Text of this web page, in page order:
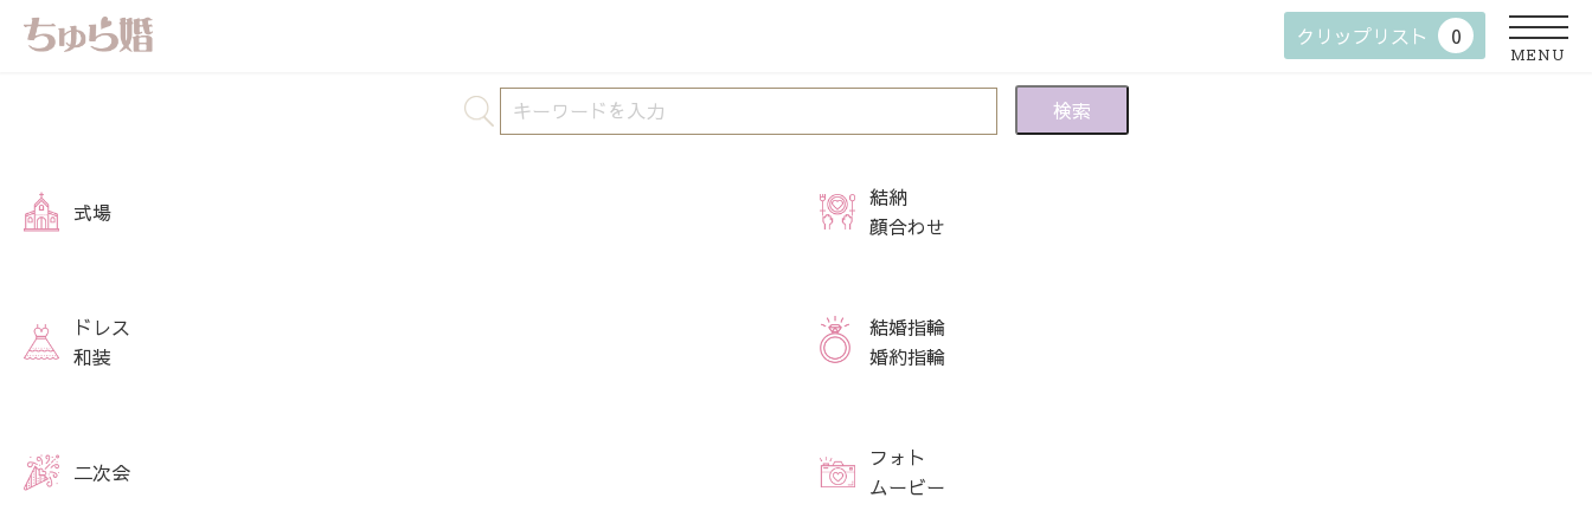
クリップリスト 0
MENU
式場
結納
顔合わせ
ドレス
和装
結婚指輪
婚約指輪
二次会
フォト
ムービー